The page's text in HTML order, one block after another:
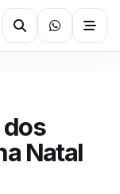
dos
Natal